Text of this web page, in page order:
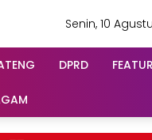
Senin, 10
DPRD